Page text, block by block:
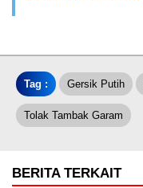
Tag : Gersik Putih
Tolak Tambak Garam
BERITA TERKAIT